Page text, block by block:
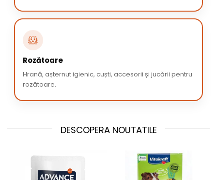
🐹
Rozătoare
Hrană, așternut igienic, cuști, accesorii și jucării pentru
rozătoare.
DESCOPERA NOUTATILE